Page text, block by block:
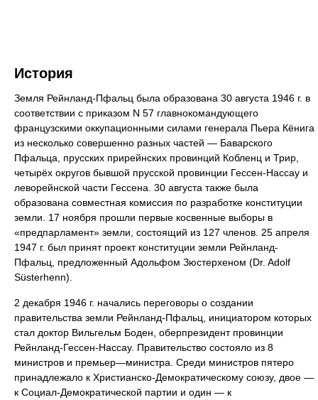
История
Земля Рейнланд-Пфальц была образована 30 августа 1946 г. в
соответствии с приказом N 57 главнокомандующего
французскими оккупационными силами генерала Пьера Кёнига
из несколько совершенно разных частей — Баварского
Пфальца, прусских прирейнских провинций Кобленц и Трир,
четырёх округов бывшой прусской провинции Гессен-Нассау и
леворейнской части Гессена. 30 августа также была
образована совместная комиссия по разработке конституции
земли. 17 ноября прошли первые косвенные выборы в
«предпарламент» земли, состоящий из 127 членов. 25 апреля
1947 г. был принят проект конституции земли Рейнланд-
Пфальц, предложенный Адольфом Зюстерхеном (Dr. Adolf
Süsterhenn).
2 декабря 1946 г. начались переговоры о создании
правительства земли Рейнланд-Пфальц, инициатором которых
стал доктор Вильгельм Боден, оберпрезидент провинции
Рейнланд-Гессен-Нассау. Правительство состояло из 8
министров и премьер—министра. Среди министров пятеро
принадлежало к Христианско-Демократическому союзу, двое —
к Социал-Демократической партии и один — к